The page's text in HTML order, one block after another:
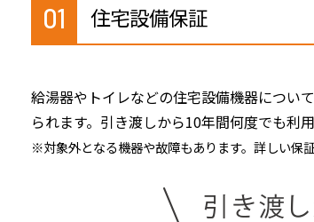
01 住宅設備保証
給湯器やトイレなどの住宅設備機器につい
られます。引き渡しから10年間何度でも利
※対象外となる機器や故障もあります。詳しい保